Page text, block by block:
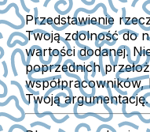
Przedstawienie
Twoją zdolność do
wartości dodanej.
poprzednich
Twoją argumentację.